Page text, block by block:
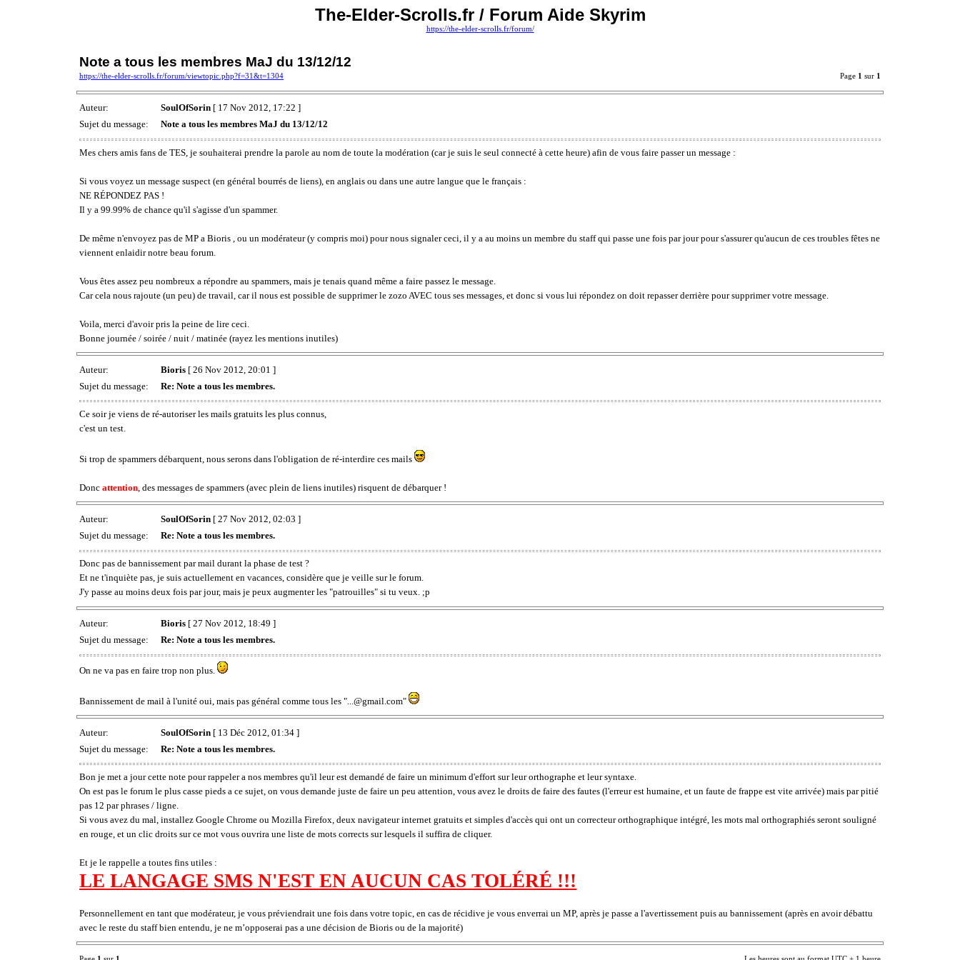
The-Elder-Scrolls.fr / Forum Aide Skyrim
https://the-elder-scrolls.fr/forum/
Note a tous les membres MaJ du 13/12/12
https://the-elder-scrolls.fr/forum/viewtopic.php?f=31&t=1304 Page 1 sur 1
Auteur: SoulOfSorin [ 17 Nov 2012, 17:22 ]
Sujet du message:
Note a tous les membres MaJ du 13/12/12
Mes chers amis fans de TES, je souhaiterai prendre la parole au nom de toute la modération (car je suis le seul connecté à cette heure) afin de vous faire passer un message :
Si vous voyez un message suspect (en général bourrés de liens), en anglais ou dans une autre langue que le français :
NE RÉPONDEZ PAS !
Il y a 99.99% de chance qu'il s'agisse d'un spammer.
De même n'envoyez pas de MP a Bioris , ou un modérateur (y compris moi) pour nous signaler ceci, il y a au moins un membre du staff qui passe une fois par jour pour s'assurer qu'aucun de ces troubles fêtes ne
viennent enlaidir notre beau forum.
Vous êtes assez peu nombreux a répondre au spammers, mais je tenais quand même a faire passez le message.
Car cela nous rajoute (un peu) de travail, car il nous est possible de supprimer le zozo AVEC tous ses messages, et donc si vous lui répondez on doit repasser derrière pour supprimer votre message.
Voila, merci d'avoir pris la peine de lire ceci.
Bonne journée / soirée / nuit / matinée (rayez les mentions inutiles)
Auteur: Bioris [ 26 Nov 2012, 20:01 ]
Sujet du message:
Re: Note a tous les membres.
Ce soir je viens de ré-autoriser les mails gratuits les plus connus,
c'est un test.
Si trop de spammers débarquent, nous serons dans l'obligation de ré-interdire ces mails
Donc attention , des messages de spammers (avec plein de liens inutiles) risquent de débarquer !
Auteur: SoulOfSorin [ 27 Nov 2012, 02:03 ]
Sujet du message:
Re: Note a tous les membres.
Donc pas de bannissement par mail durant la phase de test ?
Et ne t'inquiète pas, je suis actuellement en vacances, considère que je veille sur le forum.
J'y passe au moins deux fois par jour, mais je peux augmenter les "patrouilles" si tu veux. ;p
Auteur: Bioris [ 27 Nov 2012, 18:49 ]
Sujet du message:
Re: Note a tous les membres.
On ne va pas en faire trop non plus.
Bannissement de mail à l'unité oui, mais pas général comme tous les "...@gmail.com"
Auteur: SoulOfSorin [ 13 Déc 2012, 01:34 ]
Sujet du message:
Re: Note a tous les membres.
Bon je met a jour cette note pour rappeler a nos membres qu'il leur est demandé de faire un minimum d'effort sur leur orthographe et leur syntaxe.
On est pas le forum le plus casse pieds a ce sujet, on vous demande juste de faire un peu attention, vous avez le droits de faire des fautes (l'erreur est humaine, et un faute de frappe est vite arrivée) mais par pitié
pas 12 par phrases / ligne.
Si vous avez du mal, installez Google Chrome ou Mozilla Firefox, deux navigateur internet gratuits et simples d'accès qui ont un correcteur orthographique intégré, les mots mal orthographiés seront souligné
en rouge, et un clic droits sur ce mot vous ouvrira une liste de mots corrects sur lesquels il suffira de cliquer.
Et je le rappelle a toutes fins utiles :
LE LANGAGE SMS N'EST EN AUCUN CAS TOLÉRÉ !!!
Personnellement en tant que modérateur, je vous préviendrait une fois dans votre topic, en cas de récidive je vous enverrai un MP, après je passe a l'avertissement puis au bannissement (après en avoir débattu
avec le reste du staff bien entendu, je ne m’opposerai pas a une décision de Bioris ou de la majorité)